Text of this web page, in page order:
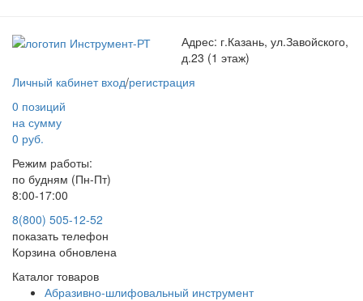
Адрес: г.Казань, ул.Завойского,
д.23 (1 этаж)
Личный кабинет вход/регистрация
0 позиций
на сумму
0 руб.
Режим работы:
по будням (Пн-Пт)
8:00-17:00
8(800) 505-12-52
показать телефон
Корзина обновлена
Каталог товаров
Абразивно-шлифовальный инструмент